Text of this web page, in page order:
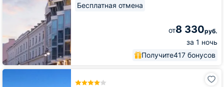
Бесплатная отмена
от8 330руб.
за 1 ночь
Получите417 бонусов
Отель